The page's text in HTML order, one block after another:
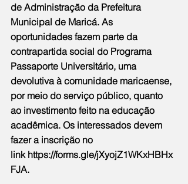
de Administração da Prefeitura
Municipal de Maricá. As
oportunidades fazem parte da
contrapartida social do Programa
Passaporte Universitário, uma
devolutiva à comunidade maricaense,
por meio do serviço público, quanto
ao investimento feito na educação
acadêmica. Os interessados devem
fazer a inscrição no
link https://forms.gle/jXyojZ1WKxHBHx
FJA.